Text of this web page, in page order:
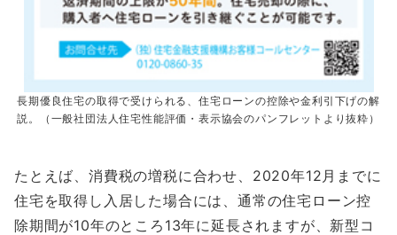
長期優良住宅の取得で受けられる、住宅ローンの控除や金利引下げの解
説。（一般社団法人住宅性能評価・表示協会のパンフレットより抜粋）
たとえば、消費税の増税に合わせ、2020年12月までに
住宅を取得し入居した場合には、通常の住宅ローン控
除期間が10年のところ13年に延長されますが、新型コ